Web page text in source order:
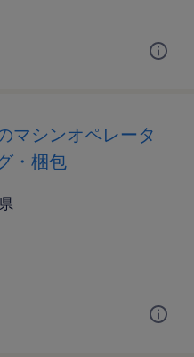
マシンオペレータ
・梱包